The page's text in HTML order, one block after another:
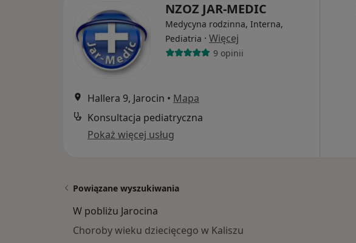
NZOZ JAR-MEDIC
Medycyna rodzinna, Interna,
Pediatria · Więcej
9 opinii
Hallera 9, Jarocin • Mapa
Konsultacja pediatryczna
Pokaż więcej usług
Powiązane wyszukiwania
W pobliżu Jarocina
Choroby wieku dziecięcego w Kaliszu